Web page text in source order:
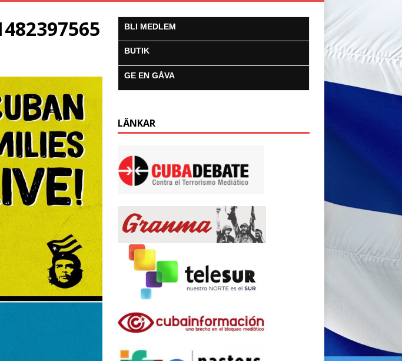
BLI MEDLEM
BUTIK
GE EN GÅVA
LÄNKAR